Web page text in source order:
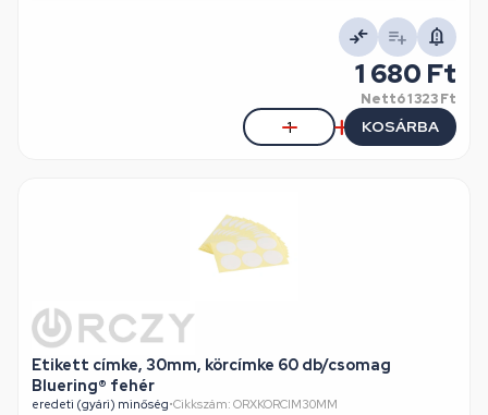
1 680 Ft
Nettó1 323 Ft
KOSÁRBA
Etikett címke, 30mm, körcímke 60 db/csomag
Bluering® fehér
eredeti (gyári) minőség•Cikkszám: ORXKORCIM30MM